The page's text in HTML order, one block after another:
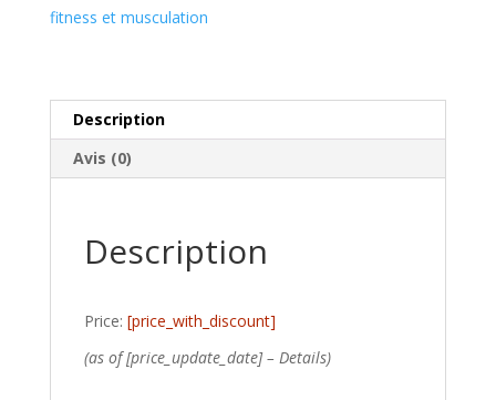
fitness et musculation
Description
Avis (0)
Description
Price: [price_with_discount]
(as of [price_update_date] – Details)